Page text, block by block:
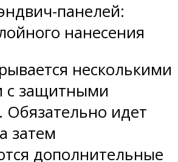
панелей:
нанесения
несколькими
с защитными
Обязательно идет
затем
дополнительные